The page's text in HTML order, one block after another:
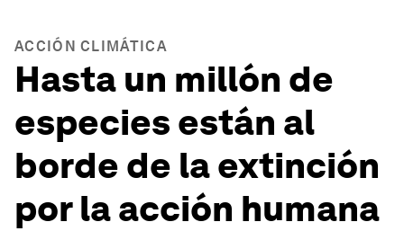
ACCIÓN CLIMÁTICA
Hasta un millón de
especies están al
borde de la extinción
por la acción humana